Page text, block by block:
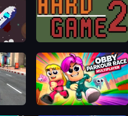
Hard Game 2
Obby Parkour Race: Multiplayer